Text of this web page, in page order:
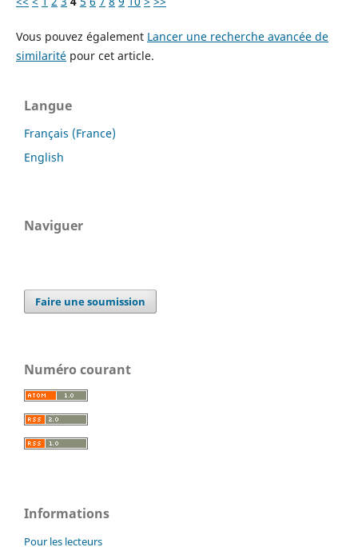
Vous pouvez également Lancer une recherche avancée de
similaritépour cet article.
Langue
Français (France)
English
Naviguer
Faire une soumission
Numéro courant
Informations
Pour les lecteurs